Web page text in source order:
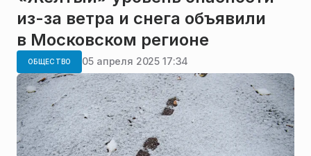
из-за ветра и снега объявили
в Московском регионе
ОБЩЕСТВО 05 апреля 2025 17:34